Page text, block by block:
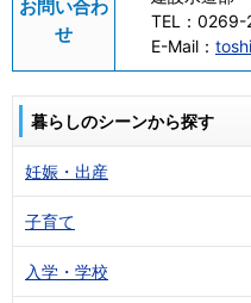
お問い合わ
せ
TEL： 0269-
E-Mail：
暮らしのシーンから探す
妊娠・出産
子育て
入学・学校